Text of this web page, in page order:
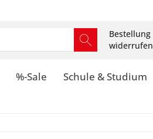
Bestellung
widerrufen
%-Sale Schule & Studium